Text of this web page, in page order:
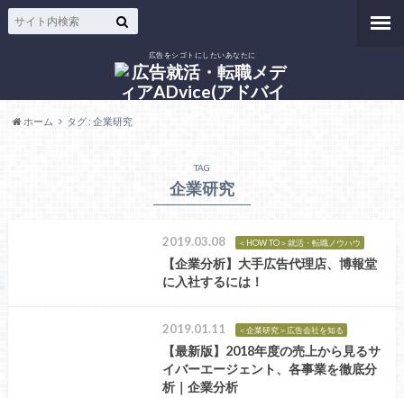
広告をシゴトにしたいあなたに
ホーム タグ : 企業研究
TAG
企業研究
2019.03.08 ＜HOW TO＞就活・転職ノウハウ
【企業分析】大手広告代理店、博報堂
に入社するには！
2019.01.11 ＜企業研究＞広告会社を知る
【最新版】2018年度の売上から見るサ
イバーエージェント、各事業を徹底分
析｜企業分析